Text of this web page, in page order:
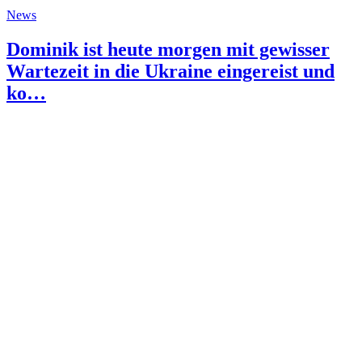
News
Dominik ist heute morgen mit gewisser
Wartezeit in die Ukraine eingereist und
ko…